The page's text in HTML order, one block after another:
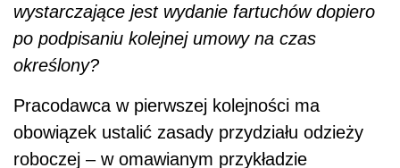
wystarczające jest wydanie fartuchów dopiero
po podpisaniu kolejnej umowy na czas
określony?
Pracodawca w pierwszej kolejności ma
obowiązek ustalić zasady przydziału odzieży
roboczej – w omawianym przykładzie